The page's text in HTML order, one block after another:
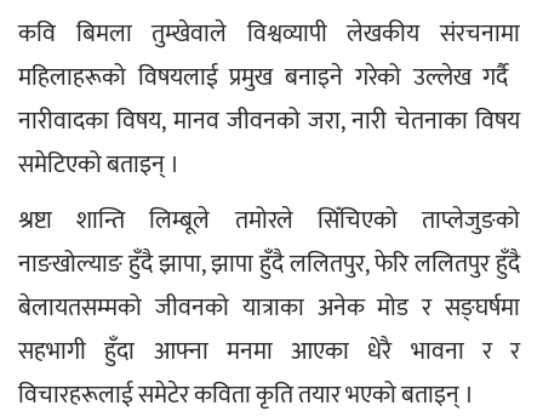
कवि बिमला तुम्खेवाले विश्वव्यापी लेखकीय संरचनामा
महिलाहरूको विषयलाई प्रमुख बनाइने गरेको उल्लेख गर्दै
नारीवादका विषय, मानव जीवनको जरा, नारी चेतनाका विषय
समेटिएको बताइन् ।
श्रष्टा शान्ति लिम्बूले तमोरले सिँचिएको ताप्लेजुङको
नाङखोल्याङ हुँदै झापा, झापा हुँदै ललितपुर, फेरि ललितपुर हुँदै
बेलायतसम्मको जीवनको यात्राका अनेक मोड र सङ्घर्षमा
सहभागी हुँदा आफ्ना मनमा आएका धेरै भावना र र
विचारहरूलाई समेटेर कविता कृति तयार भएको बताइन् ।